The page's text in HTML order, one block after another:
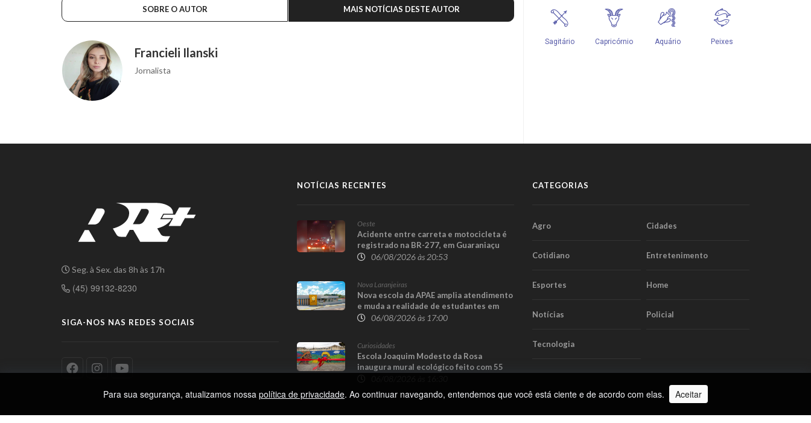
SOBRE O AUTOR MAIS NOTÍCIAS DESTE AUTOR
Francieli Ilanski
Jornalista
Seg. à Sex. das 8h às 17h
(45) 99132-8230
SIGA-NOS NAS REDES SOCIAIS
NOTÍCIAS RECENTES
Oeste
Acidente entre carreta e motocicleta é
registrado na BR-277, em Guaraniaçu
06/08/2026 às 20:53
Nova Laranjeiras
Nova escola da APAE amplia atendimento
e muda a realidade de estudantes em
Nova Laranjeiras
06/08/2026 às 17:00
Curiosidades
Escola Joaquim Modesto da Rosa
inaugura mural ecológico feito com 55
CATEGORIAS
Agro Cidades
Cotidiano Entretenimento
Esportes Home
Notícias Policial
Tecnologia
Para sua segurança, atualizamos nossa política de privacidade. Ao continuar navegando, entendemos que você está ciente e de acordo com elas. Aceitar